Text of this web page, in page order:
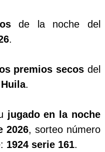
de la noche del
.
premios secosdel
Huila.
jugado en la noche
2026, sorteo número
1924 serie 161.